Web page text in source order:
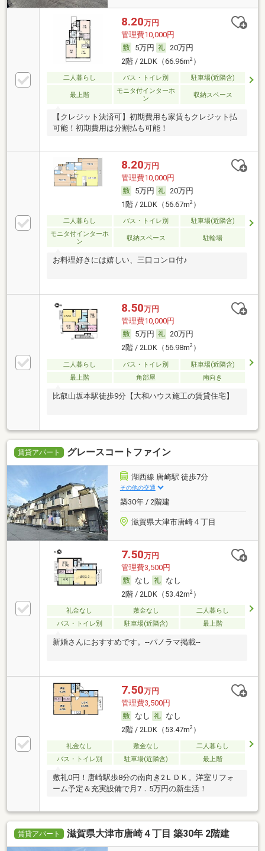
8.20万円
管理費10,000円
5万円
20万円
2階 / 2LDK（66.96m2）
二人暮らし バス・トイレ別 駐車場(近隣含)
最上階
モニタ付インターホ
ン
収納スペース
【クレジット決済可】初期費用も家賃もクレジット払
可能！初期費用は分割払も可能！
8.20万円
管理費10,000円
5万円
20万円
1階 / 2LDK（56.67m2）
二人暮らし バス・トイレ別
駐車場(近隣含)
モニタ付インターホ
ン
収納スペース 駐輪場
お料理好きには嬉しい、三口コンロ付♪
8.50万円
管理費10,000円
5万円
20万円
2階 / 2LDK（56.98m2）
二人暮らし バス・トイレ別
駐車場(近隣含)
最上階
角部屋 南向き
比叡山坂本駅徒歩9分【大和ハウス施工の賃貸住宅】
賃貸アパート グレースコートファイン
湖西線 唐崎駅 徒歩7分
その他の交通
築30年 / 2階建
滋賀県大津市唐崎４丁目
7.50万円
管理費3,500円
なし
なし
2階 / 2LDK（53.42m2）
礼金なし 敷金なし
二人暮らし
バス・トイレ別
駐車場(近隣含) 最上階
新婚さんにおすすめです。--パノラマ掲載--
7.50万円
管理費3,500円
なし
なし
2階 / 2LDK（53.47m2）
礼金なし 敷金なし
二人暮らし
バス・トイレ別
駐車場(近隣含) 最上階
敷礼0円！唐崎駅歩8分の南向き2ＬＤＫ。洋室リフォ
ーム予定＆充実設備で月7．5万円の新生活！
賃貸アパート 滋賀県大津市唐崎４丁目 築30年 2階建